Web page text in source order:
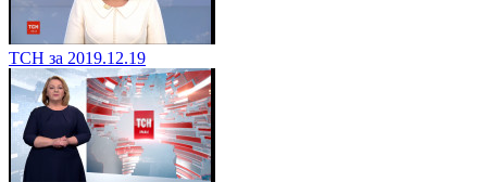
ТСН за 2019.12.19